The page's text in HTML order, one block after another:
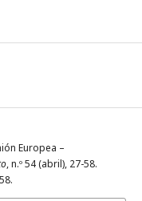
Europea –
, n.º 54 (abril), 27-58.